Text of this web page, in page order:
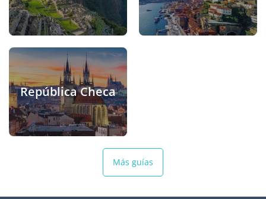
República Checa
Más guías